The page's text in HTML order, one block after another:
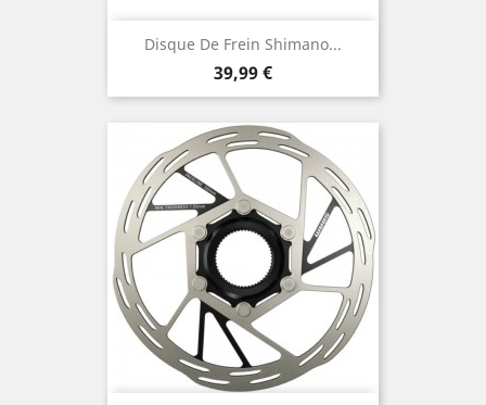
Disque De Frein Shimano...
Prix
39,99 €